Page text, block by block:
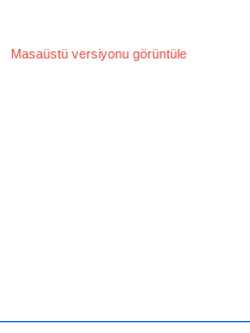
Masaüstü versiyonu görüntüle